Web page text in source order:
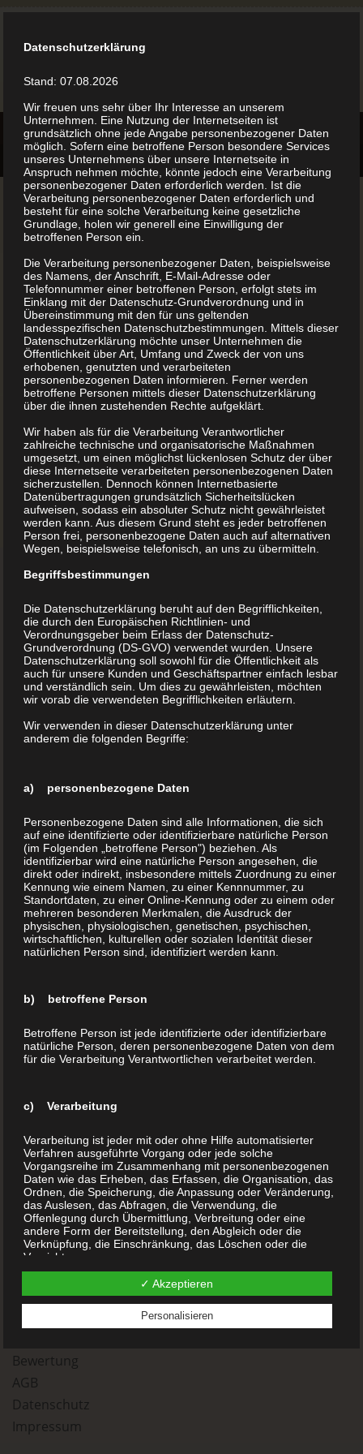
Sed nibh nisi, auctor vel ex a, volutpat fringilla ligula.
Morbi volutpat tincidunt lobortis. Fusce tempor, neque
ac ultrices posuere, nunc lacus gravida ante, sit amet
finibus nunc ligula.
1220 Wien
Telefon:+43 1 283 9999
E-Mail:office@buchdrucker.at
Home
Aktion
Über uns
Buchdruck (Ihr Buch drucken)
Kleine Auflage drucken
Print on Demand
Veredelung
Blog
Kinderbücher
Kochbücher
Chroniken
Sachbücher
Reisetagebücher
Gedichtsbücher
Bewertung
AGB
Datenschutz
Impressum
Datenschutzerklärung
Stand: 07.08.2026
Wir freuen uns sehr über Ihr Interesse an unserem
Unternehmen. Eine Nutzung der Internetseiten ist
grundsätzlich ohne jede Angabe personenbezogener Daten
möglich. Sofern eine betroffene Person besondere Services
unseres Unternehmens über unsere Internetseite in
Anspruch nehmen möchte, könnte jedoch eine Verarbeitung
personenbezogener Daten erforderlich werden. Ist die
Verarbeitung personenbezogener Daten erforderlich und
besteht für eine solche Verarbeitung keine gesetzliche
Grundlage, holen wir generell eine Einwilligung der
betroffenen Person ein.
Die Verarbeitung personenbezogener Daten, beispielsweise
des Namens, der Anschrift, E-Mail-Adresse oder
Telefonnummer einer betroffenen Person, erfolgt stets im
Einklang mit der Datenschutz-Grundverordnung und in
Übereinstimmung mit den für uns geltenden
landesspezifischen Datenschutzbestimmungen. Mittels dieser
Datenschutzerklärung möchte unser Unternehmen die
Öffentlichkeit über Art, Umfang und Zweck der von uns
erhobenen, genutzten und verarbeiteten
personenbezogenen Daten informieren. Ferner werden
betroffene Personen mittels dieser Datenschutzerklärung
über die ihnen zustehenden Rechte aufgeklärt.
Wir haben als für die Verarbeitung Verantwortlicher
zahlreiche technische und organisatorische Maßnahmen
umgesetzt, um einen möglichst lückenlosen Schutz der über
diese Internetseite verarbeiteten personenbezogenen Daten
sicherzustellen. Dennoch können Internetbasierte
Datenübertragungen grundsätzlich Sicherheitslücken
aufweisen, sodass ein absoluter Schutz nicht gewährleistet
werden kann. Aus diesem Grund steht es jeder betroffenen
Person frei, personenbezogene Daten auch auf alternativen
Wegen, beispielsweise telefonisch, an uns zu übermitteln.
Begriffsbestimmungen
Die Datenschutzerklärung beruht auf den Begrifflichkeiten,
die durch den Europäischen Richtlinien- und
Verordnungsgeber beim Erlass der Datenschutz-
Grundverordnung (DS-GVO) verwendet wurden. Unsere
Datenschutzerklärung soll sowohl für die Öffentlichkeit als
auch für unsere Kunden und Geschäftspartner einfach lesbar
und verständlich sein. Um dies zu gewährleisten, möchten
wir vorab die verwendeten Begrifflichkeiten erläutern.
Wir verwenden in dieser Datenschutzerklärung unter
anderem die folgenden Begriffe:
a) personenbezogene Daten
Personenbezogene Daten sind alle Informationen, die sich
auf eine identifizierte oder identifizierbare natürliche Person
(im Folgenden „betroffene Person") beziehen. Als
identifizierbar wird eine natürliche Person angesehen, die
direkt oder indirekt, insbesondere mittels Zuordnung zu einer
Kennung wie einem Namen, zu einer Kennnummer, zu
Standortdaten, zu einer Online-Kennung oder zu einem oder
mehreren besonderen Merkmalen, die Ausdruck der
physischen, physiologischen, genetischen, psychischen,
wirtschaftlichen, kulturellen oder sozialen Identität dieser
natürlichen Person sind, identifiziert werden kann.
b) betroffene Person
Betroffene Person ist jede identifizierte oder identifizierbare
natürliche Person, deren personenbezogene Daten von dem
für die Verarbeitung Verantwortlichen verarbeitet werden.
c) Verarbeitung
Verarbeitung ist jeder mit oder ohne Hilfe automatisierter
Verfahren ausgeführte Vorgang oder jede solche
Vorgangsreihe im Zusammenhang mit personenbezogenen
Daten wie das Erheben, das Erfassen, die Organisation, das
Ordnen, die Speicherung, die Anpassung oder Veränderung,
das Auslesen, das Abfragen, die Verwendung, die
Offenlegung durch Übermittlung, Verbreitung oder eine
andere Form der Bereitstellung, den Abgleich oder die
Verknüpfung, die Einschränkung, das Löschen oder die
Vernichtung.
d) Einschränkung der Verarbeitung
künftige Verarbeitung einzuschränken.
e) Profiling
✓ Akzeptieren
Personalisieren